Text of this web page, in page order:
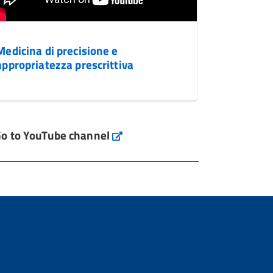
di precisione e
prescrittiva
to YouTube channel